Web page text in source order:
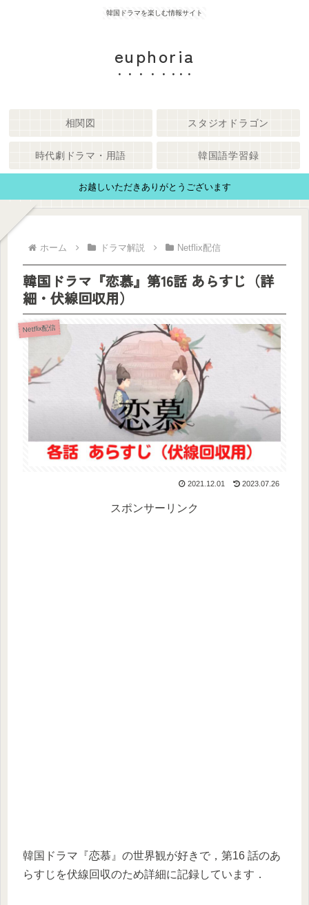
韓国ドラマを楽しむ情報サイト
euphoria
相関図 スタジオドラゴン
時代劇ドラマ・用語 韓国語学習録
お越しいただきありがとうございます
ホーム ドラマ解説 Netflix配信
韓国ドラマ『恋慕』第16話 あらすじ（詳
細・伏線回収用）
Netflix配信
2021.12.01 2023.07.26
スポンサーリンク
韓国ドラマ『恋慕』の世界観が好きで，第16 話のあ
らすじを伏線回収のため詳細に記録しています．